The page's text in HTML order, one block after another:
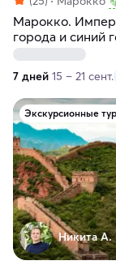
Марокко.
города и синий
7 дней 15 – 21 сент.
Экскурсионные
Никита А.